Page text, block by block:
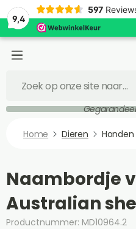
9,4
597
Home Dieren Honden
Naambordje
Australian
Productnummer: MD10964.2